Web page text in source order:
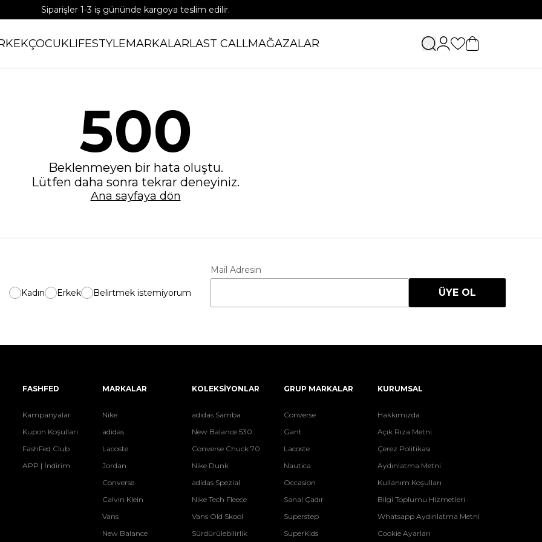
Siparişler 1-3 iş gününde kargoya teslim edilir.
APP'e özel %15 indirim kodu: APP15
ÇOCUKLIFESTYLEMARKALARLAST CALLMAĞAZALAR
500
Beklenmeyen bir hata oluştu.
Lütfen daha sonra tekrar deneyiniz.
Ana sayfaya dön
Kadın Erkek Belirtmek istemiyorum
Mail Adresin
ÜYE OL
FASHFED
Kampanyalar
Kupon Koşulları
FashFed Club
APP | İndirim
MARKALAR
Nike
adidas
Lacoste
Jordan
Converse
Calvin Klein
Vans
New Balance
KOLEKSİYONLAR
adidas Samba
New Balance 530
Converse Chuck 70
Nike Dunk
adidas Spezial
Nike Tech Fleece
Vans Old Skool
Sürdürülebilirlik
GRUP MARKALAR
Converse
Gant
Lacoste
Nautica
Occasion
Sanal Çadır
Superstep
SuperKids
KURUMSAL
Hakkımızda
Açık Rıza Metni
Çerez Politikası
Aydınlatma Metni
Kullanım Koşulları
Bilgi Toplumu Hizmetleri
Whatsapp Aydınlatma Metni
Cookie Ayarları